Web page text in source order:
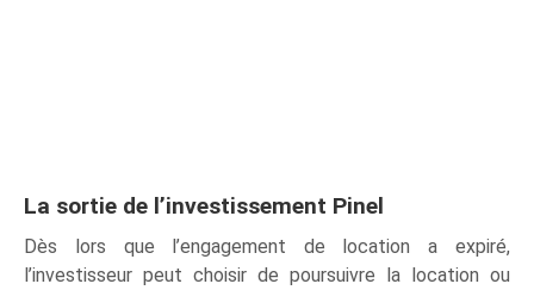
La sortie de l’investissement Pinel
Dès lors que l’engagement de location a expiré,
l’investisseur peut choisir de poursuivre la location ou